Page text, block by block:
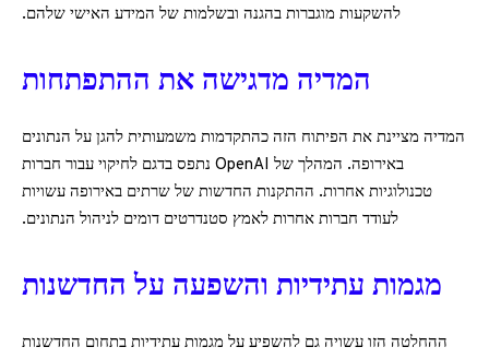
להשקעות מוגברות בהגנה ובשלמות של המידע האישי שלהם.
המדיה מדגישה את ההתפתחות
המדיה מציינת את הפיתוח הזה כהתקדמות משמעותית להגן על הנתונים
באירופה. המהלך של OpenAI נתפס בדגם לחיקוי עבור חברות
טכנולוגיות אחרות. ההתקנות החדשות של שרתים באירופה עשויות
לעודד חברות אחרות לאמץ סטנדרטים דומים לניהול הנתונים.
מגמות עתידיות והשפעה על החדשנות
ההחלטה הזו עשויה גם להשפיע על מגמות עתידיות בתחום החדשנות